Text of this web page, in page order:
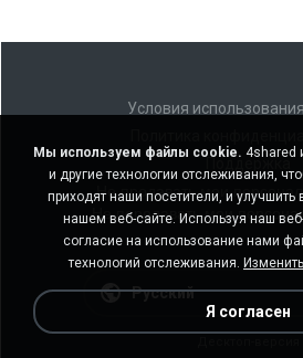
Условия
Не продавать мои
Не передавать мои
Русский
Мы используем файлы cookie. 4shared
и другие технологии отслеживания,
приходят наши посетители, и
нашем веб-сайте. Используя наш
согласие на использование нами
технологий отслеживания.
Я согласен